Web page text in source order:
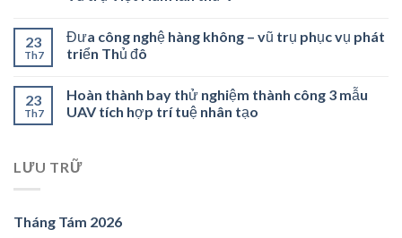
23
Th7
Đưa công nghệ hàng không – vũ trụ phục vụ phát
triển Thủ đô
23
Th7
Hoàn thành bay thử nghiệm thành công 3 mẫu
UAV tích hợp trí tuệ nhân tạo
LƯU TRỮ
Tháng Tám 2026